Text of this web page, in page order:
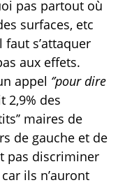
pas partout où
surfaces, etc
s’attaquer
aux effets.
appel ‘’pour dire
2,9% des
maires de
de gauche et de
pas discriminer
car ils n’auront